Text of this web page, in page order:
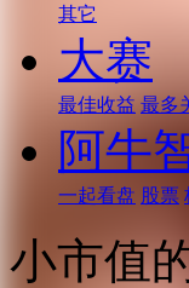
其它
大赛
最佳收益 最多
阿牛
一起看盘 股票
小市值